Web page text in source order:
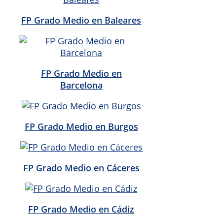
FP Grado Medio en Baleares
FP Grado Medio en
Barcelona
FP Grado Medio en Burgos
FP Grado Medio en Cáceres
FP Grado Medio en Cádiz